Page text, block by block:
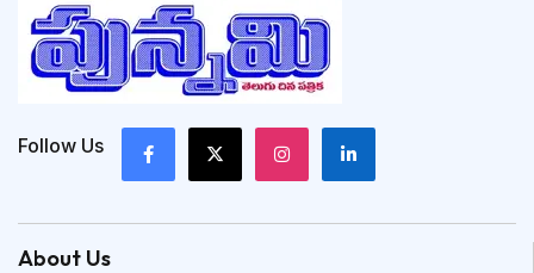
Follow Us
About Us